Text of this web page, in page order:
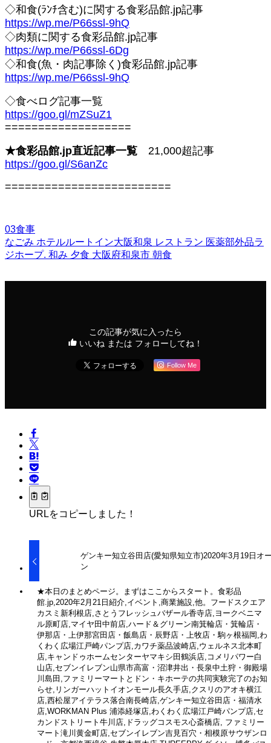
◇和食(ﾗﾝﾁ含む)に関する食彩品館.jp記事
https://wp.me/P66ssl-9hQ
◇肉類に関する食彩品館.jp記事
https://wp.me/P66ssl-6Dg
◇和食(魚・肉記事除く)食彩品館.jp記事
https://wp.me/P66ssl-9hQ
◇食べログ記事一覧
https://goo.gl/mZSuZ1
===================
★食彩品館.jp直近記事一覧 21,000超記事
https://goo.gl/S6anZc
=========================
03食事
なごみ ホテルルートイン大阪和泉 レストラン 医薬部外品ラ
ジホープ. 和み 夕食 大阪府和泉市 朝食
この記事が気に入ったら
いいね または フォローしてね！
Follow Me
URLをコピーしました！
ゲンキー知立谷田店(愛知県知立市)2020年3月19日オ
ン
★本日のまとめページ。まずはここからスタート。食彩品
館.jp,2020年2月21日紹介,イベント,商業施設,他。フードスクエア
カスミ新利根店,さとうフレッシュバザール香寺店,ヨークベニマ
ル原町店,マイヤ田中前店,ハード＆グリーン南箕輪店・箕輪店・
伊那店・上伊那宮田店・飯島店・辰野店・上牧店・駒ヶ根福岡,わ
くわく広場江戸崎パンプ店,カワチ薬品波崎店,ウェルネス北本町
店,キャンドゥホームセンターヤマキシ田鶴浜店,コメリパワー白
山店,セブンイレブン山県市高富・沼津井出・長泉中土狩・御殿場
川島田,ファミリーマートとドン・キホーテの共同実験完了のお知
らせ,リンガーハットイオンモール長久手店,クスリのアオキ横江
店,西松屋アイテラス落合南長崎店,ゲンキー知立谷田店・福清水
店,WORKMAN Plus 浦添経塚店,わくわく広場江戸崎パンプ店,セ
カンドストリート牛川店,ドラッグコスモス心斎橋店, ファミリー
マート滝川黄金町店,セブンイレブン吉見百穴・相模原サウザンロ